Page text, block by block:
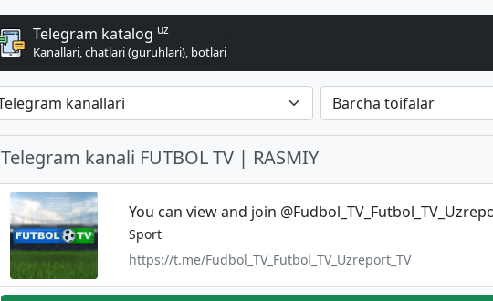
Telegram katalog uz
Kanallari, chatlari (guruhlari), botlari
Telegram kanali FUTBOL TV | RASMIY
You can view and join
Sport
https://t.me/Fudbol_TV_Futbol_TV_Uzreport_TV